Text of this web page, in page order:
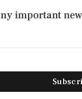
important